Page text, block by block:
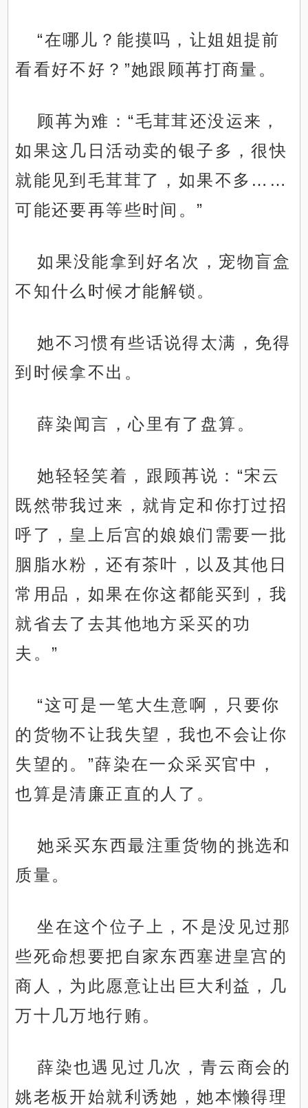
“在哪儿？能摸吗，让姐姐提前
看看好不好？”她跟顾苒打商量。
顾苒为难：“毛茸茸还没运来，
如果这几日活动卖的银子多，很快
就能见到毛茸茸了，如果不多……
可能还要再等些时间。”
如果没能拿到好名次，宠物盲盒
不知什么时候才能解锁。
她不习惯有些话说得太满，免得
到时候拿不出。
薛染闻言，心里有了盘算。
她轻轻笑着，跟顾苒说：“宋云
既然带我过来，就肯定和你打过招
呼了，皇上后宫的娘娘们需要一批
胭脂水粉，还有茶叶，以及其他日
常用品，如果在你这都能买到，我
就省去了去其他地方采买的功
夫。”
“这可是一笔大生意啊，只要你
的货物不让我失望，我也不会让你
失望的。”薛染在一众采买官中，
也算是清廉正直的人了。
她采买东西最注重货物的挑选和
质量。
坐在这个位子上，不是没见过那
些死命想要把自家东西塞进皇宫的
商人，为此愿意让出巨大利益，几
万十几万地行贿。
薛染也遇见过几次，青云商会的
姚老板开始就利诱她，她本懒得理